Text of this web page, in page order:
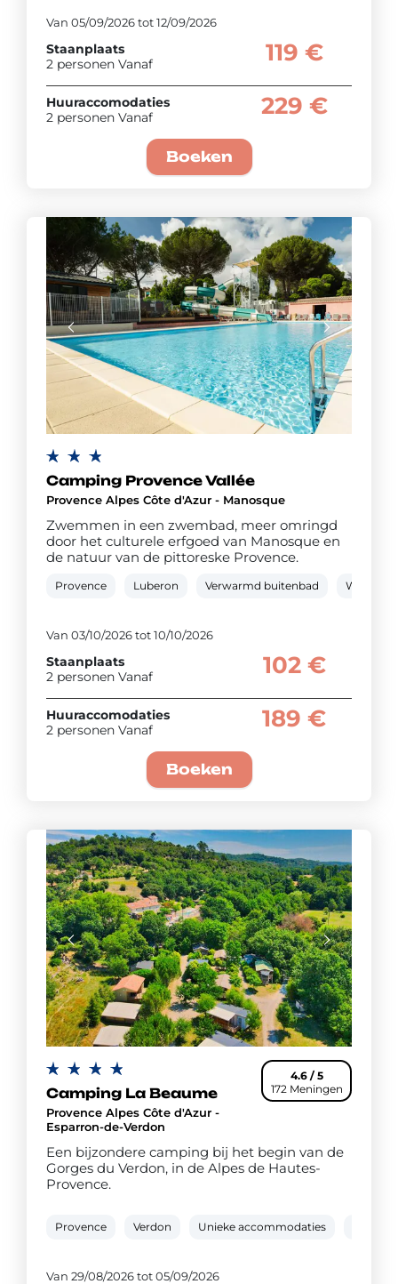
Van 05/09/2026 tot 12/09/2026
Staanplaats
2 personen Vanaf
119 €
Huuraccomodaties
2 personen Vanaf
229 €
Boeken
Camping Provence Vallée
Provence Alpes Côte d'Azur - Manosque
Zwemmen in een zwembad, meer omringd
door het culturele erfgoed van Manosque en
de natuur van de pittoreske Provence.
Provence Luberon Verwarmd buitenbad
Van 03/10/2026 tot 10/10/2026
Staanplaats
2 personen Vanaf
102 €
Huuraccomodaties
2 personen Vanaf
189 €
Boeken
4.6 / 5
172 Meningen
Camping La Beaume
Provence Alpes Côte d'Azur -
Esparron-de-Verdon
Een bijzondere camping bij het begin van de
Gorges du Verdon, in de Alpes de Hautes-
Provence.
Provence Verdon Unieke accommodaties
Van 29/08/2026 tot 05/09/2026